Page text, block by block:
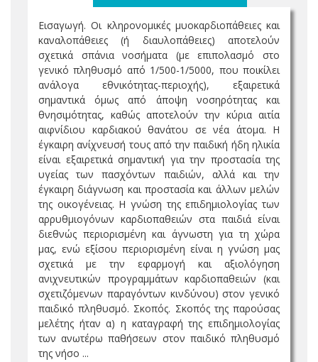
Εισαγωγή. Οι κληρονομικές μυοκαρδιοπάθειες και
καναλοπάθειες (ή διαυλοπάθειες) αποτελούν
σχετικά σπάνια νοσήματα (με επιπολασμό στο
γενικό πληθυσμό από 1/500-1/5000, που ποικίλει
ανάλογα εθνικότητας-περιοχής), εξαιρετικά
σημαντικά όμως από άποψη νοσηρότητας και
θνησιμότητας, καθώς αποτελούν την κύρια αιτία
αιφνίδιου καρδιακού θανάτου σε νέα άτομα. Η
έγκαιρη ανίχνευσή τους από την παιδική ήδη ηλικία
είναι εξαιρετικά σημαντική για την προστασία της
υγείας των πασχόντων παιδιών, αλλά και την
έγκαιρη διάγνωση και προστασία και άλλων μελών
της οικογένειας. Η γνώση της επιδημιολογίας των
αρρυθμιογόνων καρδιοπαθειών στα παιδιά είναι
διεθνώς περιορισμένη και άγνωστη για τη χώρα
μας, ενώ εξίσου περιορισμένη είναι η γνώση μας
σχετικά με την εφαρμογή και αξιολόγηση
ανιχνευτικών προγραμμάτων καρδιοπαθειών (και
σχετιζόμενων παραγόντων κινδύνου) στον γενικό
παιδικό πληθυσμό. Σκοπός. Σκοπός της παρούσας
μελέτης ήταν α) η καταγραφή της επιδημιολογίας
των ανωτέρω παθήσεων στον παιδικό πληθυσμό
της νήσο ...